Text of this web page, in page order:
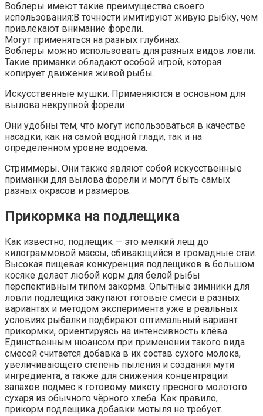
Воблеры имеют такие преимущества своего
использования:В точности имитируют живую рыбку, чем
привлекают внимание форели.
Могут применяться на разных глубинах.
Воблеры можно использовать для разных видов ловли.
Такие приманки обладают особой игрой, которая
копирует движения живой рыбы.
Искусственные мушки. Применяются в основном для
вылова некрупной форели
Они удобны тем, что могут использоваться в качестве
насадки, как на самой водной глади, так и на
определенном уровне водоема.
Стриммеры. Они также являют собой искусственные
приманки для вылова форели и могут быть самых
разных окрасов и размеров.
Прикормка на подлещика
Как известно, подлещик — это мелкий лещ до
килограммовой массы, сбивающийся в громадные стаи.
Высокая пищевая конкуренция подлещиков в большом
косяке делает любой корм для белой рыбы
перспективным типом закорма. Опытные зимники для
ловли подлещика закупают готовые смеси в разных
вариантах и методом эксперимента уже в реальных
условиях рыбалки подбирают оптимальный вариант
прикормки, ориентируясь на интенсивность клёва.
Единственным нюансом при применении такого вида
смесей считается добавка в их состав сухого молока,
увеличивающего степень пыления и создания мути
ингредиента, а также для снижения концентрации
запахов подмес к готовому миксту пресного молотого
сухаря из обычного чёрного хлеба. Как правило,
прикорм подлещика добавки мотыля не требует.